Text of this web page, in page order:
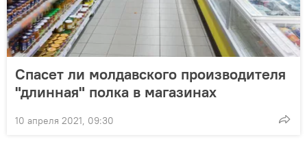
Спасет ли молдавского производителя
"длинная" полка в магазинах
10 апреля 2021, 09:30